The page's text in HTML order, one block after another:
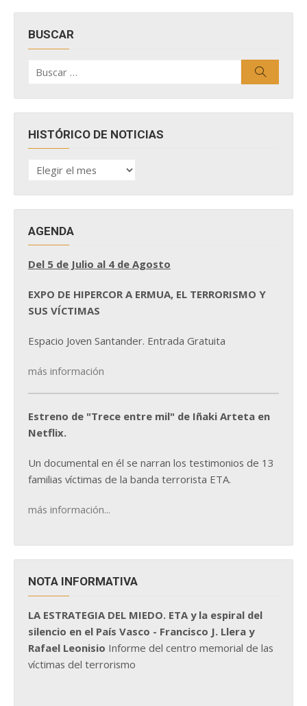
BUSCAR
por:
HISTÓRICO DE NOTICIAS
HISTÓRICO
DE
AGENDA
Del 5 de Julio al 4 de Agosto
EXPO DE HIPERCOR A ERMUA, EL TERRORISMO Y
SUS VÍCTIMAS
Espacio Joven Santander. Entrada Gratuita
más información
Estreno de "Trece entre mil" de Iñaki Arteta en
Netflix.
Un documental en él se narran los testimonios de 13
familias víctimas de la banda terrorista ETA.
más información...
NOTA INFORMATIVA
LA ESTRATEGIA DEL MIEDO. ETA y la espiral del
silencio en el País Vasco - Francisco J. Llera y
Rafael Leonisio Informe del centro memorial de las
víctimas del terrorismo